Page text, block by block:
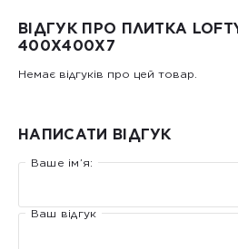
ВІДГУК ПРО ПЛИТКА
400Х400Х7
Немає відгуків про цей товар.
НАПИСАТИ ВІДГУК
Ваше ім’я:
Ваш відгук